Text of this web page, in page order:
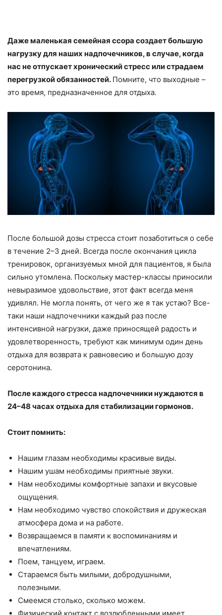
Даже маленькая семейная ссора создает большую
нагрузку для наших надпочечников, в случае, когда
нас не отпускает хронический стресс или страдаем
перегрузкой обязанностей. Помните, что выходные –
это время, предназначенное для отдыха.
После большой дозы стресса стоит позаботиться о себе
в течение 2–3 дней. Всегда после окончания цикла
тренировок, организуемых мной для пациентов, я была
сильно утомлена. Поскольку мастер-классы приносили
невыразимое удовольствие, этот факт всегда меня
удивлял. Не могла понять, от чего же я так устаю? Все-
таки наши надпочечники каждый раз после
интенсивной нагрузки, даже приносящей радость и
удовлетворенность, требуют как минимум один день
отдыха для возврата к равновесию и большую дозу
серотонина.
После каждого стресса надпочечники нуждаются в
24–48 часах отдыха для стабилизации гормонов.
Стоит помнить:
Нашим глазам необходимы красивые виды.
Нашим ушам необходимы приятные звуки.
Нам необходимы комфортные запахи и вкусовые
ощущения.
Нам необходимо чувство спокойствия и дружеская
атмосфера дома и на работе.
Возвращаемся в памяти к воспоминаниям и
впечатлениям.
Поем, танцуем, играем.
Стараемся быть милыми, добродушными,
полезными.
Смеемся столько, сколько можем.